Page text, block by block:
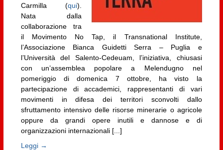
Carmilla (qui).
Nata dalla
collaborazione tra
il Movimento No Tap, il Transnational Institute,
l’Associazione Bianca Guidetti Serra – Puglia e
l’Università del Salento-Cedeuam, l’iniziativa, chiusasi
con un’assemblea popolare a Melendugno nel
pomeriggio di domenica 7 ottobre, ha visto la
partecipazione di accademici, rappresentanti di vari
movimenti in difesa dei territori sconvolti dallo
sfruttamento intensivo delle risorse minerarie o agricole
oppure da grandi opere inutili e dannose e di
organizzazioni internazionali [...]
Leggi →